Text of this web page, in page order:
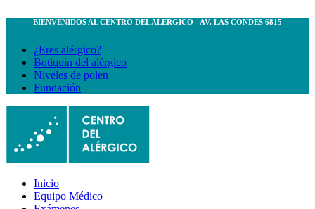
BIENVENIDOS AL CENTRO DEL ALÉRGICO - AV. LAS CONDES 6815
¿Eres alérgico?
Botiquín del alérgico
Niveles de polen
Fundación
Inicio
Equipo Médico